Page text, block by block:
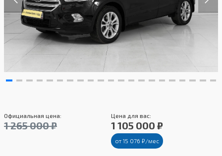
Официальная цена:
1 265 000 ₽
Цена для вас:
1 105 000 ₽
от 15 076 ₽/мес